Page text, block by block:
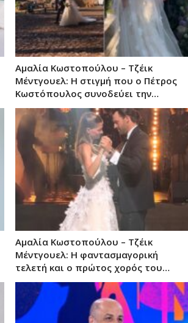
Αμαλία Κωστοπούλου – Τζέικ
Μέντγουελ: Η στιγμή που ο Πέτρος
Κωστόπουλος συνοδεύει την…
Αμαλία Κωστοπούλου – Τζέικ
Μέντγουελ: Η φαντασμαγορική
τελετή και ο πρώτος χορός του…